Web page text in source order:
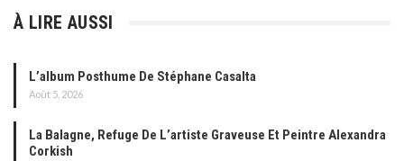
À LIRE AUSSI
L’album Posthume De Stéphane Casalta
Août 5, 2026
La Balagne, Refuge De L’artiste Graveuse Et Peintre Alexandra
Corkish